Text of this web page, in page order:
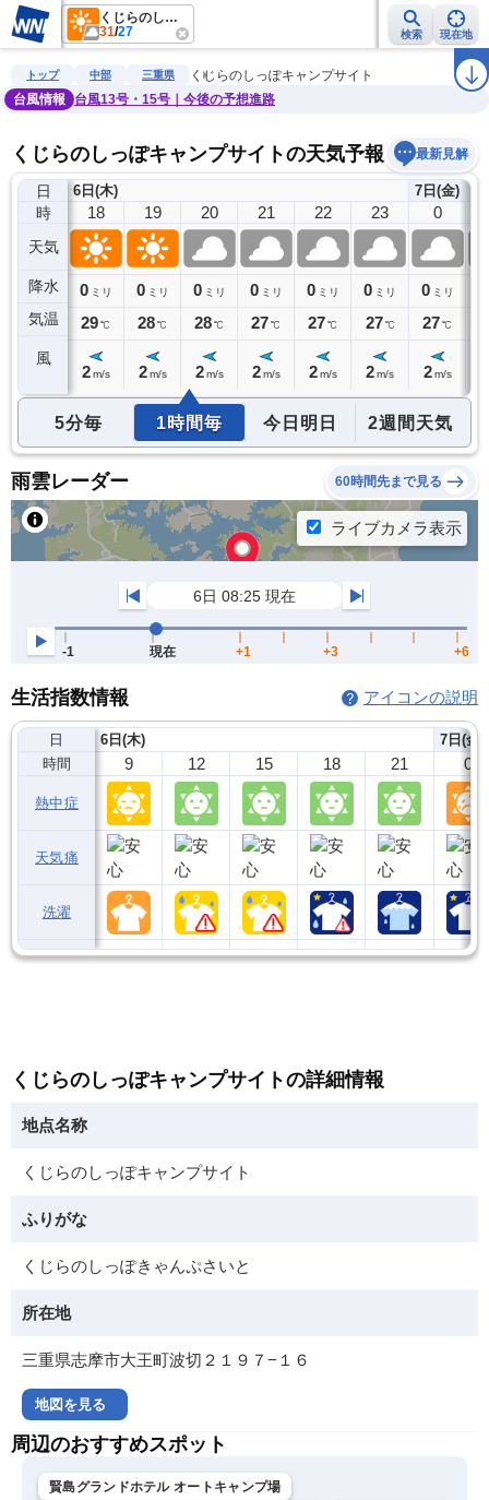
くじらのしっぽキャンプサイト
31/27 検索 現在地
雨雲レーダー 台風情報 地震情報 警報・注意報 ラ
トップ 中部 三重県
くじらのしっぽキャンプサイト
台風情報
台風13号・15号｜今後の予想進路
くじらのしっぽキャンプサイトの天気予報 最新見解
日
時
天気
降水
気温
風
6日(木)
17
0ミリ
30℃
18
0 ミリ
29℃
2 m/s
19
0 ミリ
28℃
2 m/s
20
0 ミリ
28℃
2 m/s
21
0 ミリ
27℃
2 m/s
22
0 ミリ
27℃
2 m/s
23
0 ミリ
27 ℃
2m/s
7日(金)
0
0 ミリ
27℃
2 m/s
5分毎 1時間毎 今日明日 2週間天気
雨雲レーダー 60時間先まで見る
生活指数情報 アイコンの説明
日
時間
熱中症
天気痛
洗濯
6日(木)
9 12 15 18 21
7日(金)
0
くじらのしっぽキャンプサイトの詳細情報
地点名称
くじらのしっぽキャンプサイト
ふりがな
くじらのしっぽきゃんぷさいと
所在地
三重県志摩市大王町波切２１９７−１６
地図を見る
周辺のおすすめスポット
賢島グランドホテル オートキャンプ場